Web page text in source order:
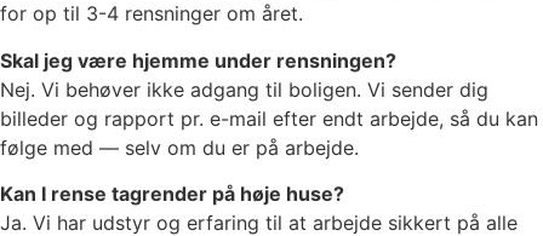
for op til 3-4 rensninger om året.
Skal jeg være hjemme under rensningen?
Nej. Vi behøver ikke adgang til boligen. Vi sender dig
billeder og rapport pr. e-mail efter endt arbejde, så du kan
følge med — selv om du er på arbejde.
Kan I rense tagrender på høje huse?
Ja. Vi har udstyr og erfaring til at arbejde sikkert på alle